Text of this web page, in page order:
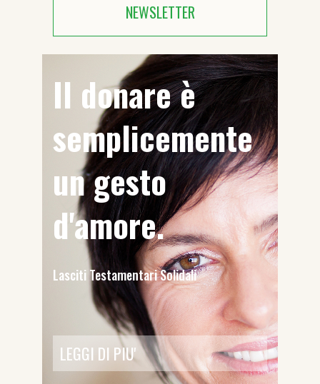
NEWSLETTER
Il donare è
semplicemente
un gesto
d'amore.
Lasciti Testamentari Solidali
LEGGI DI PIU'